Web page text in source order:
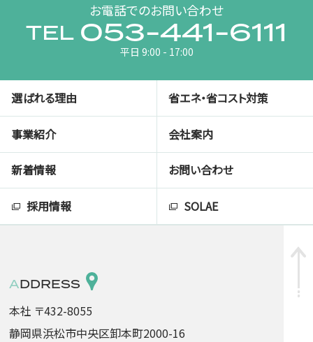
お電話でのお問い合わせ
TEL 053-441-6111
平日 9:00 - 17:00
ADDRESS
本社 〒432-8055
静岡県浜松市中央区卸本町2000-16
選ばれる理由 省エネ・省コスト対策
事業紹介 会社案内
新着情報 お問い合わせ
採用情報 SOLAE